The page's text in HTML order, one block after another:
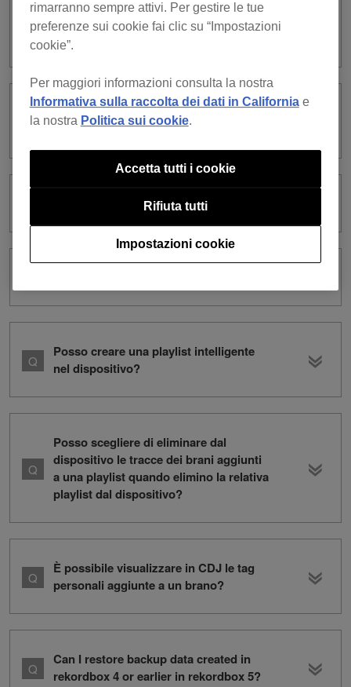
Posso importare i file registrati in
iTunes?
Can I change the display format for
keys?
Posso modificare le playlist di iTunes?
Posso creare una playlist intelligente
nel dispositivo?
Posso scegliere di eliminare dal
dispositivo le tracce dei brani aggiunti
a una playlist quando elimino la relativa
playlist dal dispositivo?
È possibile visualizzare in CDJ le tag
personali aggiunte a un brano?
Can I restore backup data created in
rekordbox 4 or earlier in rekordbox 5?
rimarranno sempre attivi. Per gestire le tue
preferenze sui cookie fai clic su “Impostazioni
cookie”.
Per maggiori informazioni consulta la nostra
Informativa sulla raccolta dei dati in Californiae
la nostra Politica sui cookie.
Impostazioni cookie
Rifiuta tutti
Accetta tutti i cookie